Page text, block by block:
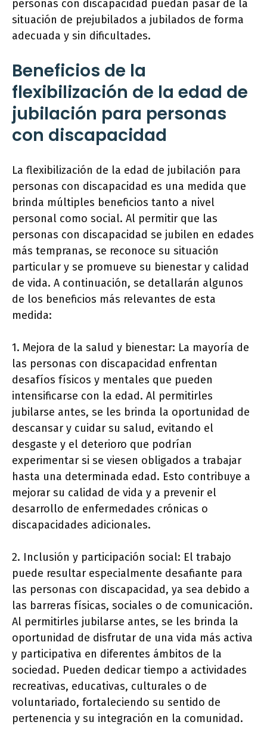
personas con discapacidad puedan pasar de la
situación de prejubilados a jubilados de forma
adecuada y sin dificultades.
Beneficios de la
flexibilización de la edad de
jubilación para personas
con discapacidad
La flexibilización de la edad de jubilación para
personas con discapacidad es una medida que
brinda múltiples beneficios tanto a nivel
personal como social. Al permitir que las
personas con discapacidad se jubilen en edades
más tempranas, se reconoce su situación
particular y se promueve su bienestar y calidad
de vida. A continuación, se detallarán algunos
de los beneficios más relevantes de esta
medida:
1. Mejora de la salud y bienestar: La mayoría de
las personas con discapacidad enfrentan
desafíos físicos y mentales que pueden
intensificarse con la edad. Al permitirles
jubilarse antes, se les brinda la oportunidad de
descansar y cuidar su salud, evitando el
desgaste y el deterioro que podrían
experimentar si se viesen obligados a trabajar
hasta una determinada edad. Esto contribuye a
mejorar su calidad de vida y a prevenir el
desarrollo de enfermedades crónicas o
discapacidades adicionales.
2. Inclusión y participación social: El trabajo
puede resultar especialmente desafiante para
las personas con discapacidad, ya sea debido a
las barreras físicas, sociales o de comunicación.
Al permitirles jubilarse antes, se les brinda la
oportunidad de disfrutar de una vida más activa
y participativa en diferentes ámbitos de la
sociedad. Pueden dedicar tiempo a actividades
recreativas, educativas, culturales o de
voluntariado, fortaleciendo su sentido de
pertenencia y su integración en la comunidad.